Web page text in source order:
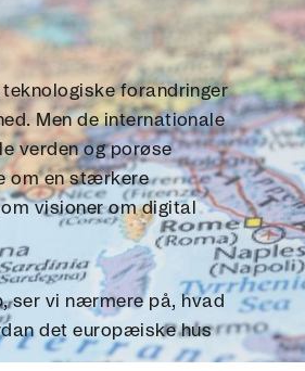
teknologiske forandringer
Men de internationale
verden og porøse
om en stærkere
visioner om digital
ser vi nærmere på, hvad
det europæiske hus